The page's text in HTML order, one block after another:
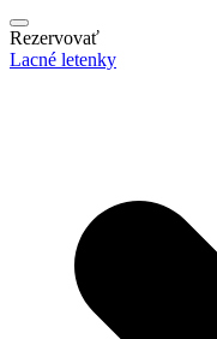
Rezervovať
Lacné letenky